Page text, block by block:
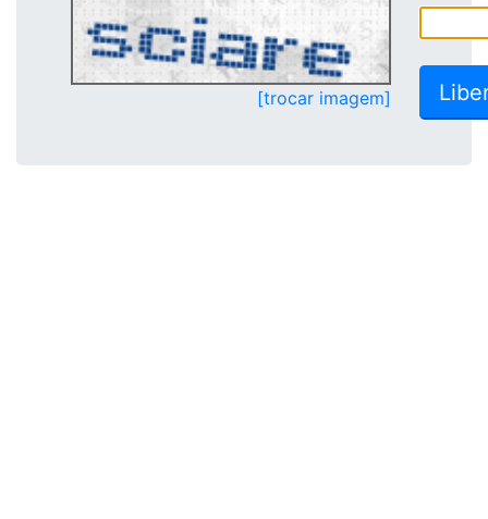
[trocar imagem]